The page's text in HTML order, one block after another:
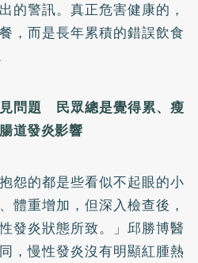
的警訊。真正危害健康的，
，而是長年累積的錯誤飲食
問題 民眾總是覺得累、瘦
道發炎影響
怨的都是些看似不起眼的小
體重增加，但深入檢查後，
發炎狀態所致。」邱勝博醫
，慢性發炎沒有明顯紅腫熱